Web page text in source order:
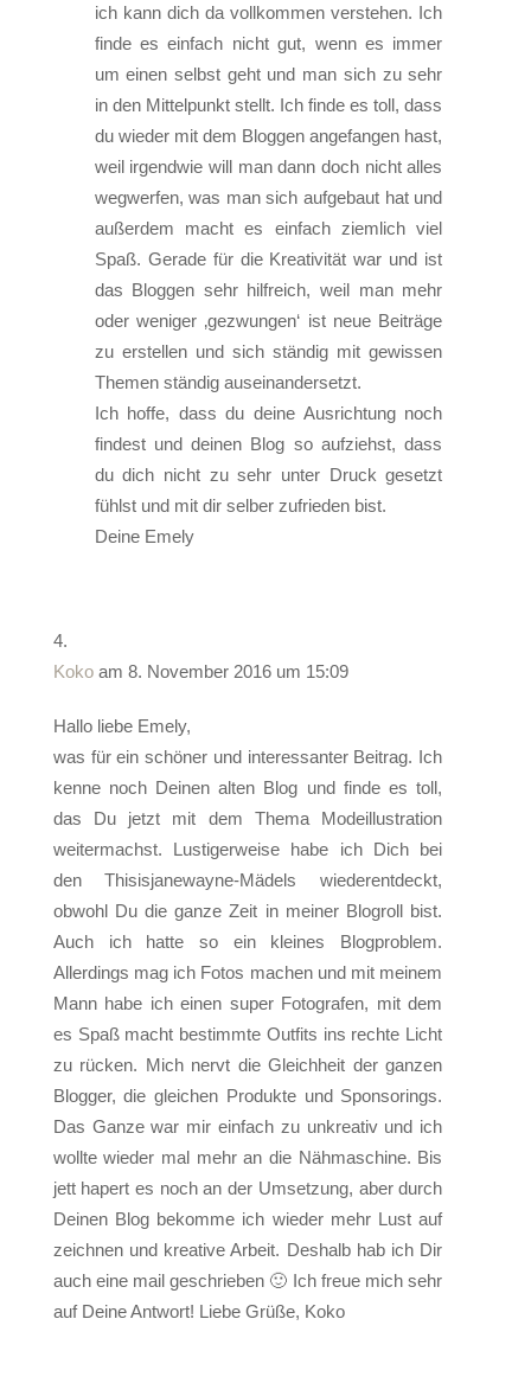
ich kann dich da vollkommen verstehen. Ich
finde es einfach nicht gut, wenn es immer
um einen selbst geht und man sich zu sehr
in den Mittelpunkt stellt. Ich finde es toll, dass
du wieder mit dem Bloggen angefangen hast,
weil irgendwie will man dann doch nicht alles
wegwerfen, was man sich aufgebaut hat und
außerdem macht es einfach ziemlich viel
Spaß. Gerade für die Kreativität war und ist
das Bloggen sehr hilfreich, weil man mehr
oder weniger ‚gezwungen‘ ist neue Beiträge
zu erstellen und sich ständig mit gewissen
Themen ständig auseinandersetzt.
Ich hoffe, dass du deine Ausrichtung noch
findest und deinen Blog so aufziehst, dass
du dich nicht zu sehr unter Druck gesetzt
fühlst und mit dir selber zufrieden bist.
Deine Emely
Koko am 8. November 2016 um 15:09
Hallo liebe Emely,
was für ein schöner und interessanter Beitrag. Ich
kenne noch Deinen alten Blog und finde es toll,
das Du jetzt mit dem Thema Modeillustration
weitermachst. Lustigerweise habe ich Dich bei
den Thisisjanewayne-Mädels wiederentdeckt,
obwohl Du die ganze Zeit in meiner Blogroll bist.
Auch ich hatte so ein kleines Blogproblem.
Allerdings mag ich Fotos machen und mit meinem
Mann habe ich einen super Fotografen, mit dem
es Spaß macht bestimmte Outfits ins rechte Licht
zu rücken. Mich nervt die Gleichheit der ganzen
Blogger, die gleichen Produkte und Sponsorings.
Das Ganze war mir einfach zu unkreativ und ich
wollte wieder mal mehr an die Nähmaschine. Bis
jett hapert es noch an der Umsetzung, aber durch
Deinen Blog bekomme ich wieder mehr Lust auf
zeichnen und kreative Arbeit. Deshalb hab ich Dir
auch eine mail geschrieben 🙂 Ich freue mich sehr
auf Deine Antwort! Liebe Grüße, Koko